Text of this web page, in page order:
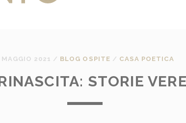
MAGGIO 2021 / BLOG OSPITE / CASA POETICA
STORIE